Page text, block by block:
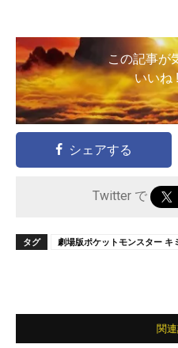
この記事が
いいね
シェアする
Twitter で
タグ 劇場版ポケットモンスター キ
関